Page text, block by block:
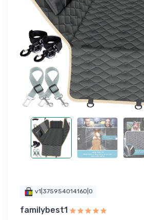
v1|375954014160|0
familybest1